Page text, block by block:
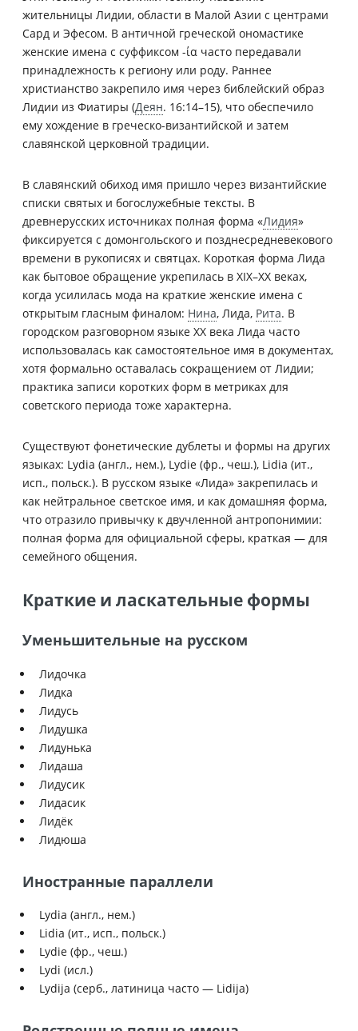
жительницы Лидии, области в Малой Азии с центрами
Сард и Эфесом. В античной греческой ономастике
женские имена с суффиксом -ία часто передавали
принадлежность к региону или роду. Раннее
христианство закрепило имя через библейский образ
Лидии из Фиатиры (Деян. 16:14–15), что обеспечило
ему хождение в греческо-византийской и затем
славянской церковной традиции.
В славянский обиход имя пришло через византийские
списки святых и богослужебные тексты. В
древнерусских источниках полная форма «Лидия»
фиксируется с домонгольского и позднесредневекового
времени в рукописях и святцах. Короткая форма Лида
как бытовое обращение укрепилась в XIX–XX веках,
когда усилилась мода на краткие женские имена с
открытым гласным финалом: Нина, Лида, Рита. В
городском разговорном языке XX века Лида часто
использовалась как самостоятельное имя в документах,
хотя формально оставалась сокращением от Лидии;
практика записи коротких форм в метриках для
советского периода тоже характерна.
Существуют фонетические дублеты и формы на других
языках: Lydia (англ., нем.), Lydie (фр., чеш.), Lidia (ит.,
исп., польск.). В русском языке «Лида» закрепилась и
как нейтральное светское имя, и как домашняя форма,
что отразило привычку к двучленной антропонимии:
полная форма для официальной сферы, краткая — для
семейного общения.
Краткие и ласкательные формы
Уменьшительные на русском
Лидочка
Лидка
Лидусь
Лидушка
Лидунька
Лидаша
Лидусик
Лидасик
Лидёк
Лидюша
Иностранные параллели
Lydia (англ., нем.)
Lidia (ит., исп., польск.)
Lydie (фр., чеш.)
Lydi (исл.)
Lydija (серб., латиница часто — Lidija)